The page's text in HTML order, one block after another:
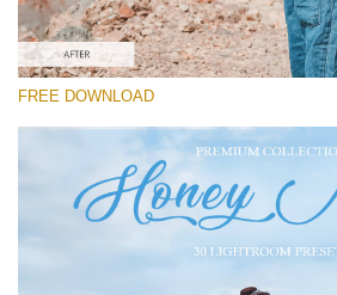
Must-Have Collection
(1432 Lr Presets)
무료 다운로드
FREE DOWNLOAD